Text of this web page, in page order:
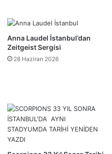
Anna Laudel İstanbul’dan
Zeitgeist Sergisi
28 Haziran 2026